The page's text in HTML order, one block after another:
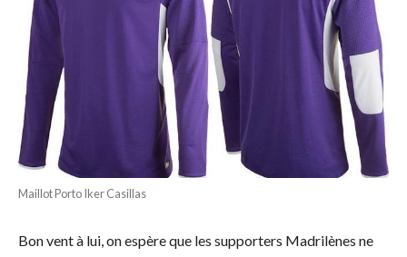
Maillot Porto Iker Casillas
Bon vent à lui, on espère que les supporters Madrilènes ne